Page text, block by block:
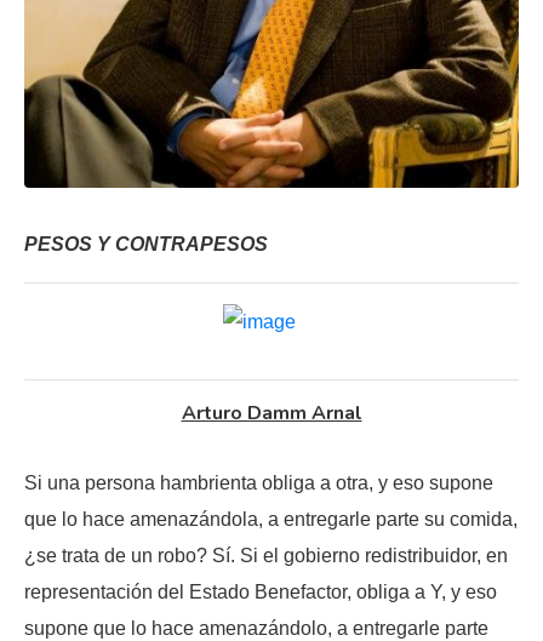
PESOS Y CONTRAPESOS
Arturo Damm Arnal
Si una persona hambrienta obliga a otra, y eso supone
que lo hace amenazándola, a entregarle parte su comida,
¿se trata de un robo? Sí. Si el gobierno redistribuidor, en
representación del Estado Benefactor, obliga a Y, y eso
supone que lo hace amenazándolo, a entregarle parte